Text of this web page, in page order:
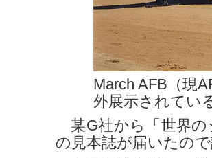
March AFB（現
外展示されてい
某G社から「世界の
の見本誌が届いたの